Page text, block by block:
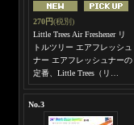
270円(税別)
Little Trees Air Freshener リ
トルツリー エアフレッシュ
ナー エアフレッシュナーの
定番、Little Trees（リ…
No.3